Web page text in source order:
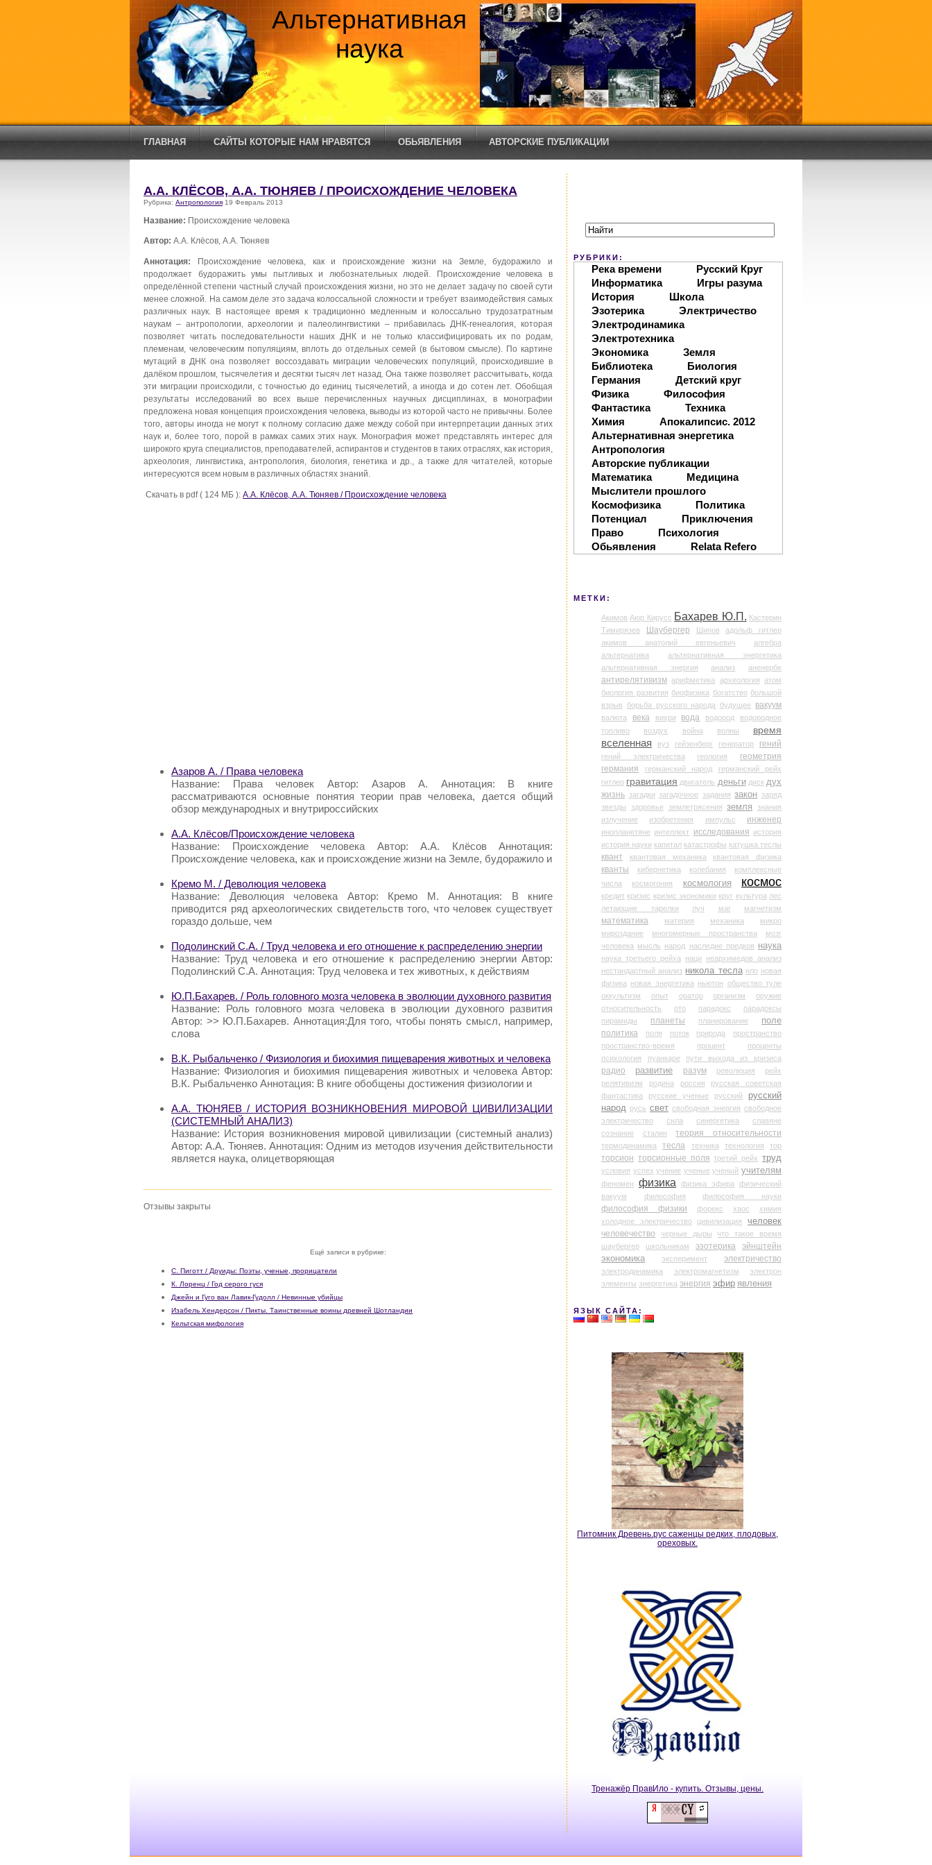
Альтернативная
наука
ГЛАВНАЯ САЙТЫ КОТОРЫЕ НАМ НРАВЯТСЯ ОБЬЯВЛЕНИЯ АВТОРСКИЕ ПУБЛИКАЦИИ
А.А. КЛЁСОВ, А.А. ТЮНЯЕВ / ПРОИСХОЖДЕНИЕ ЧЕЛОВЕКА
Рубрика: Антропология 19 Февраль 2013
Название: Происхождение человека
Автор: А.А. Клёсов, А.А. Тюняев
Аннотация:
Происхождение человека, как и происхождение жизни на Земле, будоражило и
продолжает будоражить умы пытливых и любознательных людей. Происхождение человека в
определённой степени частный случай происхождения жизни, но это не делает задачу по своей сути
менее сложной. На самом деле это задача колоссальной сложности и требует взаимодействия самых
различных наук. В настоящее время к традиционно медленным и колоссально трудозатратным
наукам – антропологии, археологии и палеолингвистики – прибавилась ДНК-генеалогия, которая
позволяет читать по­следовательности наших ДНК и не только классифицировать их по родам,
племенам, человеческим популяциям, вплоть до отдельных семей (в бытовом смысле). По картине
мутаций в ДНК она позволяет воссоздавать миграции человеческих популяций, происходившие в
далёком прошлом, тысячелетия и десятки тысяч лет назад. Она также позволяет рассчитывать, когда
эти миграции происходили, с точностью до единиц тысячелетий, а иногда и до сотен лет. Обобщая
результаты исследований во всех выше перечисленных научных дисциплинах, в монографии
предложена новая концепция происхождения человека, выводы из которой часто не привычны. Более
того, авторы иногда не могут к полному согласию даже между собой при интерпретации данных этих
наук и, более того, порой в рамках самих этих наук. Монография может представлять интерес для
широкого круга специалистов, преподавателей, аспирантов и студентов в таких отраслях, как история,
археология, лингвистика, антропология, биология, генетика и др., а также для читателей, которые
интересуются всем новым в различных областях знаний.
Скачать в pdf ( 124 МБ ): А.А. Клёсов, А.А. Тюняев / Происхождение человека
Азаров А. / Права человека
Название: Права человек Автор: Азаров А. Аннотация: В книге
рассматриваются основные понятия теории прав человека, дается общий
обзор международных и внутрироссийских
А.А. Клёсов/Происхождение человека
Название: Происхождение человека Автор: А.А. Клёсов Аннотация:
Происхождение человека, как и происхождение жизни на Земле, будоражило и
Кремо М. / Деволюция человека
Название: Деволюция человека Автор: Кремо М. Аннотация: В книге
приводится ряд археологических свидетельств того, что человек существует
гораздо дольше, чем
Подолинский С.А. / Труд человека и его отношение к распределению энергии
Название: Труд человека и его отношение к распределению энергии Автор:
Подолинский С.А. Аннотация: Труд человека и тех животных, к действиям
Ю.П.Бахарев. / Роль головного мозга человека в эволюции духовного развития
Название: Роль головного мозга человека в эволюции духовного развития
Автор: >> Ю.П.Бахарев. Аннотация:Для того, чтобы понять смысл, например,
слова
В.К. Рыбальченко / Физиология и биохимия пищеварения животных и человека
Название: Физиология и биохимия пищеварения животных и человека Автор:
В.К. Рыбальченко Аннотация: В книге обобщены достижения физиологии и
А.А. ТЮНЯЕВ / ИСТОРИЯ ВОЗНИКНОВЕНИЯ МИРОВОЙ ЦИВИЛИЗАЦИИ
(СИСТЕМНЫЙ АНАЛИЗ)
Название: История возникновения мировой цивилизации (системный анализ)
Автор: А.А. Тюняев. Аннотация: Одним из методов изучения действительности
является наука, олицетворяющая
Отзывы закрыты
Ещё записи в рубрике:
С. Пиготт / Друиды: Поэты, ученые, прорицатели
К. Лоренц / Год серого гуся
Джейн и Гуго ван Лавик-Гудолл / Невинные убийцы
Изабель Хендерсон / Пикты. Таинственные воины древней Шотландии
Кельтская мифология
РУБРИКИ:
Река времени
Русский Круг
Информатика
Игры разума
История
Школа
Эзотерика
Электричество
Электродинамика
Электротехника
Экономика
Земля
Библиотека
Биология
Германия
Детский круг
Физика
Философия
Фантастика
Техника
Химия
Апокалипсис. 2012
Альтернативная энергетика
Антропология
Авторские публикации
Математика
Медицина
Мыслители прошлого
Космофизика
Политика
Потенциал
Приключения
Право
Психология
Обьявления
Relata Refero
МЕТКИ:
Акимов Аюр Кирусс Бахарев Ю.П. Кастерин
Тимирязев
Шаубергер Шипов
адольф гитлер
акимов анатолий евгеньевич
алгебра
альтернатива
альтернативная энергетика
альтернативная энергия
анализ аненербе
антирелятивизм арифметика археология атом
биология развития биофизика богатство большой
взрыв
борьба русского народа будущее вакуум
валюта века вихри вода водород
водородное
топливо
воздух война волны
время
вселенная
вуз гейзенберг генератор гений
гений электричества геология
геометрия
германия
германский народ
германский рейх
гитлер гравитация двигатель деньги диск дух
жизнь загадки загадочное задания закон заряд
звезды
здоровье землетрясения земля
знания
излучение
изобретения импульс инженер
инопланетяне интеллект исследования история
история науки капитал катастрофы катушка теслы
квант квантовая механика квантовая физика
кванты кибернетика колебания
комплексные
числа
космогония космология космос
кредит кризис кризис экономики круг культура лес
летающие тарелки
луч маг магнетизм
математика материя механика
микро
мироздание
многомерные пространства
мозг
человека мысль народ наследие предков наука
наука третьего рейха наци
неархимедов анализ
нестандартный анализ никола тесла нло новая
физика новая энергетика ньютон общество туле
оккультизм
опыт оратор организм
оружие
относительность
ото парадокс
парадоксы
пирамиды
планеты планирование
поле
политика
поля поток природа
пространство
пространство-время
процент
проценты
психология
пуанкаре пути выхода из кризиса
радио развитие разум революция
рейх
релятивизм
родина россия
русская советская
фантастика
русские ученые русский
русский
народ русь свет свободная энергия свободное
электричество
сила синергетика
славяне
сознание
сталин теория относительности
термодинамика тесла техника технология тор
торсион торсионные поля третий рейх труд
условия успех учение ученые ученый учителям
феномен физика физика эфира
физический
вакуум
философия философия науки
философия физики форекс хаос
химия
холодное электричество
цивилизация человек
человечество черные дыры
что такое время
шаубергер
школьникам эзотерика
эйнштейн
экономика
эксперимент электричество
электродинамика электромагнетизм
электрон
элементы энергетика энергия эфир явления
ЯЗЫК САЙТА:
Питомник Древень.рус саженцы редких, плодовых,
ореховых.
Тренажёр ПравИло - купить. Отзывы, цены.